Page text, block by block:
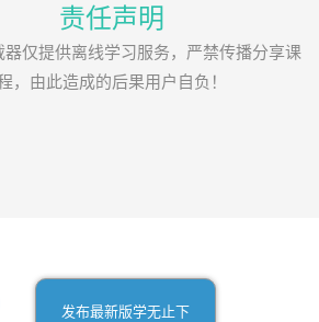
责任声明
器仅提供离线学习服务，严禁传播分享课
，由此造成的后果用户自负！
发布最新版学无止下